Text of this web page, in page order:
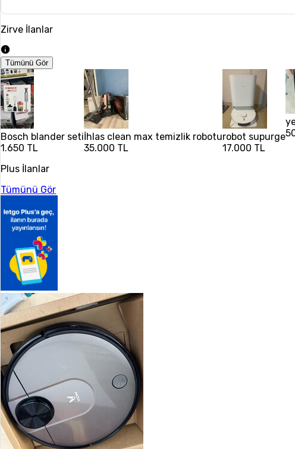
Zirve İlanlar
Tümünü Gör
Bosch blander seti
1.650 TL
İhlas clean max temizlik robotu
35.000 TL
robot supurge
17.000 TL
Plus İlanlar
Tümünü Gör